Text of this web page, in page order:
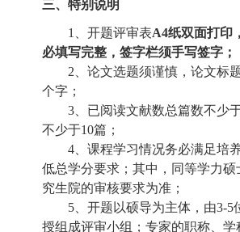
三、特别说明
1、开题评审表A4纸双面打印
必填写完整，签字栏须手写签字；
2、论文选题须谨慎，论文标
个字；
3、 已阅读文献数总篇数不少
不少于10篇；
4、课程学习情况务必满足培
低总学分要求；其中，同等学力硕
究生院的审核要求为准；
5、开题以硕导为主体，由3-5
授组成评审小组；专家的职称、学